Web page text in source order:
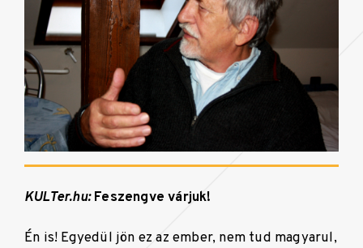
KULTer.hu:Feszengve várjuk!
Én is! Egyedül jön ez az ember, nem tud magyarul,